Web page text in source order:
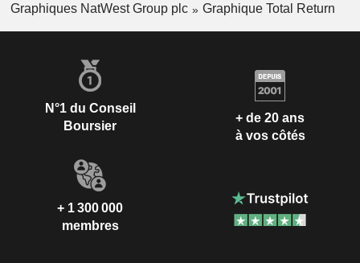
Graphiques NatWest Group plc
Graphique Total Return
N°1 du Conseil
Boursier
+ de 20 ans
à vos côtés
+ 1 300 000
membres